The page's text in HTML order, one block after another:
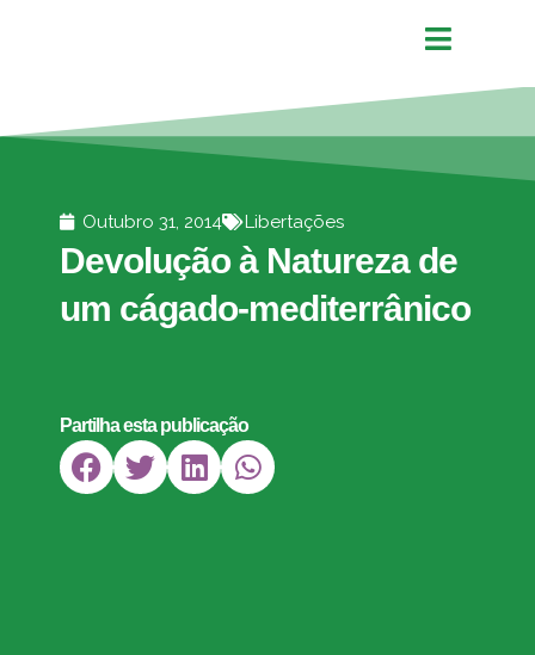
Outubro 31, 2014 Libertações
Devolução à Natureza de
um cágado-mediterrânico
Partilha esta publicação